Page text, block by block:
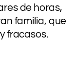
de horas,
familia, que
fracasos.